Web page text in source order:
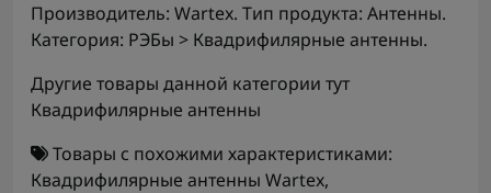
Производитель: Wartex. Тип продукта: Антенны.
Категория: РЭБы > Квадрифилярные антенны.
Другие товары данной категории тут
Квадрифилярные антенны
Товары с похожими характеристиками:
Квадрифилярные антенны Wartex,